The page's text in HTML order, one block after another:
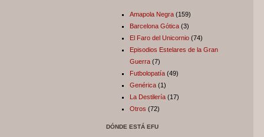
Amapola Negra (159)
Barcelona Gótica (3)
El Faro del Unicornio (74)
Episodios Estelares de la Gran
Guerra (7)
Futbolopatía (49)
Genérica (1)
La Destilería (17)
Otros (72)
DÓNDE ESTÁ EFU